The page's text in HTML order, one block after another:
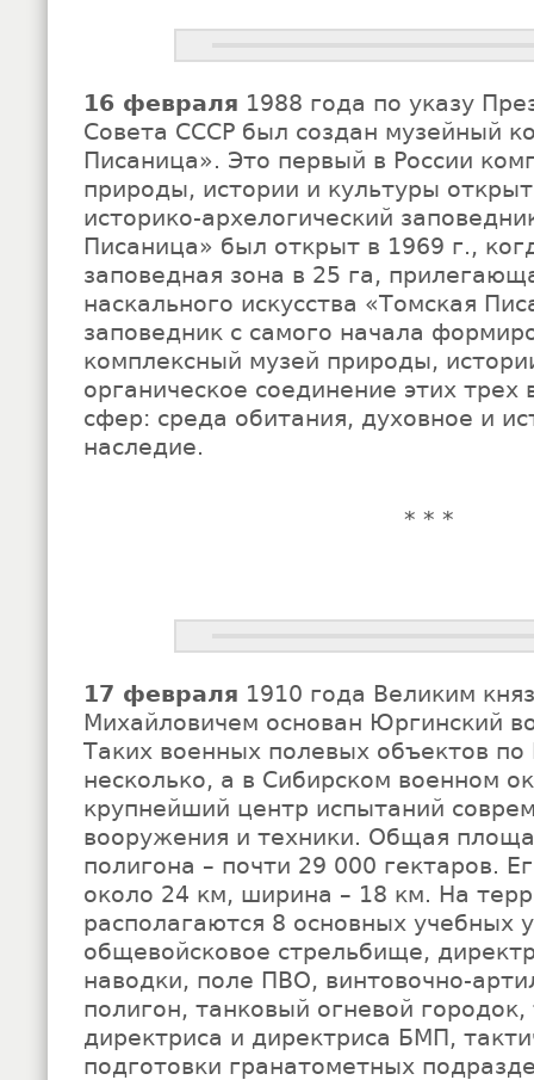
16 февраля 1988 года по указу
Совета СССР был создан музейный
Писаница». Это первый в России
природы, истории и культуры
историко-архелогический
Писаница» был открыт в 1969 г.,
заповедная зона в 25 га,
наскального искусства «Томская
заповедник с самого начала
комплексный музей природы,
органическое соединение этих трех
сфер: среда обитания, духовное и
наследие.
* * *
17 февраля 1910 года Великим
Михайловичем основан Юргинский
Таких военных полевых объектов по
несколько, а в Сибирском военном
крупнейший центр испытаний
вооружения и техники. Общая
полигона – почти 29 000 гектаров.
около 24 км, ширина – 18 км. На
располагаются 8 основных учебных
общевойсковое стрельбище,
наводки, поле ПВО, винтовочно-
полигон, танковый огневой городок,
директриса и директриса БМП,
подготовки гранатометных